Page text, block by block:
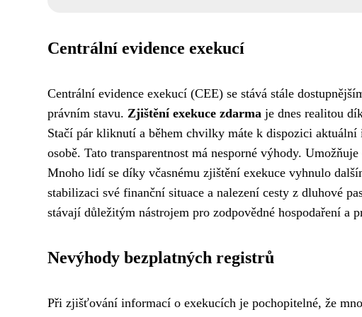
Centrální evidence exekucí
Centrální evidence exekucí (CEE) se stává stále
právním stavu. Zjištění exekuce zdarma je dnes realitou
Stačí pár kliknutí a během chvilky máte k dispozici
osobě. Tato transparentnost má nesporné výhody.
Mnoho lidí se díky včasnému zjištění exekuce vyhnulo
stabilizaci své finanční situace a nalezení cesty z dluhové
stávají důležitým nástrojem pro zodpovědné hospodaření a
Nevýhody bezplatných registrů
Při zjišťování informací o exekucích je pochopitelné, že